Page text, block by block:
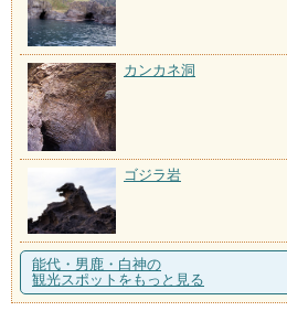
カンカネ洞
ゴジラ岩
能代・男鹿・白神の
観光スポットをもっと見る